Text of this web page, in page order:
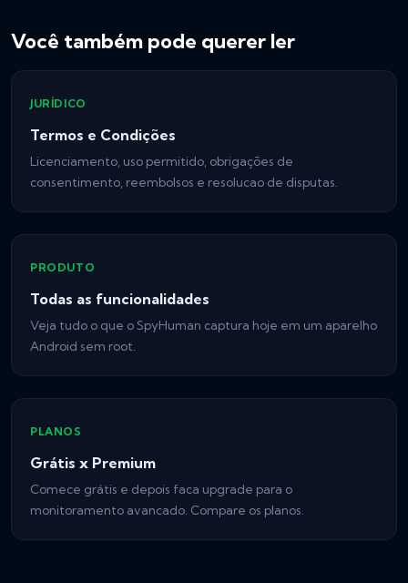
Você também pode querer ler
JURÍDICO
Termos e Condições
Licenciamento, uso permitido, obrigações de
consentimento, reembolsos e resolucao de disputas.
PRODUTO
Todas as funcionalidades
Veja tudo o que o SpyHuman captura hoje em um aparelho
Android sem root.
PLANOS
Grátis x Premium
Comece grátis e depois faca upgrade para o
monitoramento avancado. Compare os planos.